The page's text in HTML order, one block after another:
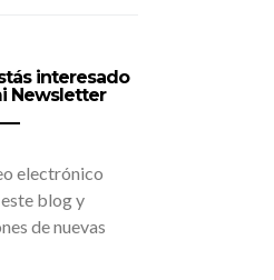
interesado
Newsletter
electrónico
blog y
de nuevas